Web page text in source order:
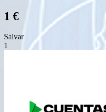
1 €
Salvar
1